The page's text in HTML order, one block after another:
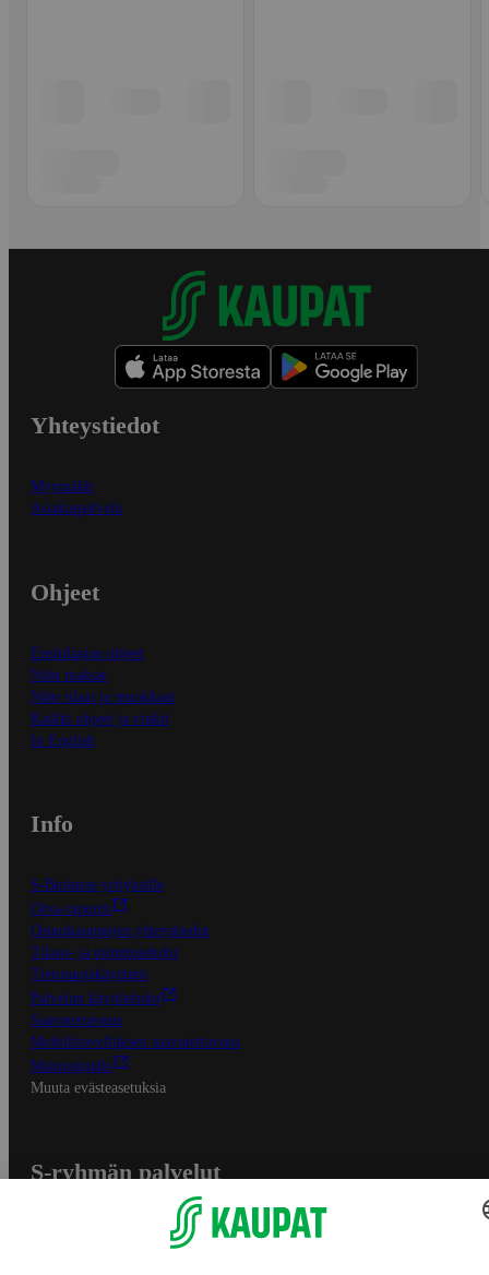
Yhteystiedot
Myymälät
Asiakaspalvelu
Ohjeet
Ensitilaajan ohjeet
Näin maksat
Näin tilaat ja muokkaat
Kaikki ohjeet ja vinkit
In English
Info
S-Business yrityksille
Oiva-raportit
Osuuskauppojen yhteystiedot
Tilaus- ja toimitusehdot
Tietosuojakäytäntö
Palvelun käyttöehdot
Saavutettavuus
Mobiilisovelluksen saavutettavuus
Mainostajalle
Muuta evästeasetuksia
S-ryhmän palvelut